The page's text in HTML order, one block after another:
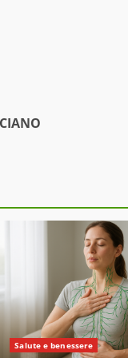
Salute e benessere